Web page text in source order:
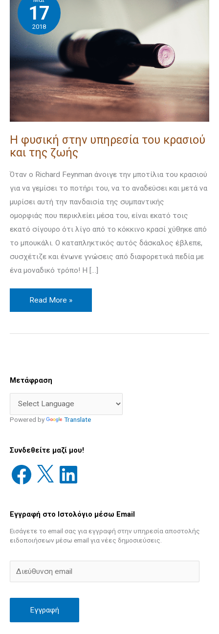
17
2018
Η φυσική στην υπηρεσία του κρασιού
και της ζωής
Όταν ο Richard Feynman άνοιγε την μποτίλια του κρασιού
για να γεμίσει το ποτήρι του, να το αναδεύσει και μετά να
μυρίσει αυτή την πανδαισία της συμπαντικής
ομορφιάς που περικλείει μέσα του, είναι εκατό τοις
εκατό σίγουρο ότι λίγο από το κόκκινο κρασί χύθηκε από
το μπουκάλι. Ο καταπληκτικός αυτός δάσκαλος έβλεπε,
συσχέτιζε και ένωνε γνώσεις από διαφορετικά πεδία με
ένα μοναδικό τρόπο! Η […]
φυσική
στην
υπηρεσία
του
κρασιού
και
της
ζωής
Read More »
Μετάφραση
Powered by Translate
Συνδεθείτε μαζί μου!
Facebook
X
Εγγραφή στο Ιστολόγιο μέσω Email
Εισάγετε το email σας για εγγραφή στην υπηρεσία αποστολής
ειδοποιήσεων μέσω email για νέες δημοσιεύσεις.
Διεύθυνση
Εγγραφή
Παλιές